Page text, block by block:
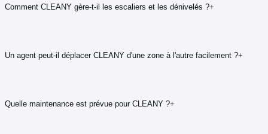
Comment CLEANY gère-t-il les escaliers et les dénivelés ?+
Un agent peut-il déplacer CLEANY d'une zone à l'autre facilement ?+
Quelle maintenance est prévue pour CLEANY ?+